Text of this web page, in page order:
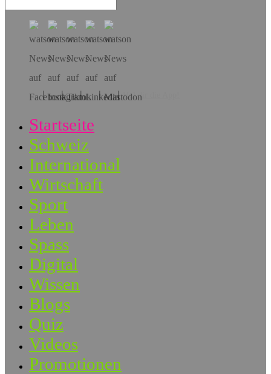
Hol dir die App!
Startseite
Schweiz
International
Wirtschaft
Sport
Leben
Spass
Digital
Wissen
Blogs
Quiz
Videos
Promotionen